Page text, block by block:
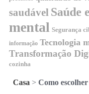
saudável Saúde
mental Segurança
informação Tecnologia
Transformação
cozinha
Casa > Como